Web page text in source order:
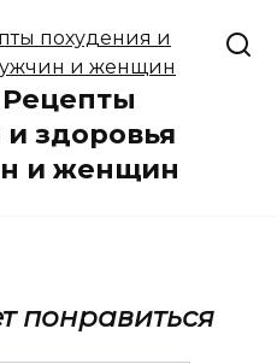
здоровья
и женщин
понравиться